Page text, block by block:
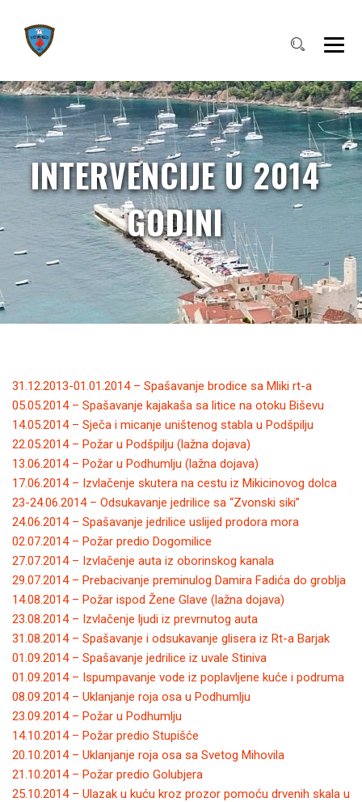
INTERVENCIJE U 2014
GODINI
31.12.2013-01.01.2014 – Spašavanje brodice sa Mliki rt-a
05.05.2014 – Spašavanje kajakaša sa litice na otoku Biševu
14.05.2014 – Sječa i micanje uništenog stabla u Podšpilju
22.05.2014 – Požar u Podšpilju (lažna dojava)
13.06.2014 – Požar u Podhumlju (lažna dojava)
17.06.2014 – Izvlačenje skutera na cestu iz Mikicinovog dolca
23-24.06.2014 – Odsukavanje jedrilice sa “Zvonski siki”
24.06.2014 – Spašavanje jedrilice uslijed prodora mora
02.07.2014 – Požar predio Dogomilice
27.07.2014 – Izvlačenje auta iz oborinskog kanala
29.07.2014 – Prebacivanje preminulog Damira Fadića do groblja
14.08.2014 – Požar ispod Žene Glave (lažna dojava)
23.08.2014 – Izvlačenje ljudi iz prevrnutog auta
31.08.2014 – Spašavanje i odsukavanje glisera iz Rt-a Barjak
01.09.2014 – Spašavanje jedrilice iz uvale Stiniva
01.09.2014 – Ispumpavanje vode iz poplavljene kuće i podruma
08.09.2014 – Uklanjanje roja osa u Podhumlju
23.09.2014 – Požar u Podhumlju
14.10.2014 – Požar predio Stupišće
20.10.2014 – Uklanjanje roja osa sa Svetog Mihovila
21.10.2014 – Požar predio Golubjera
25.10.2014 – Ulazak u kuću kroz prozor pomoću drvenih skala u